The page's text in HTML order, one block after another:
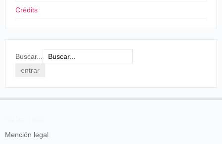
Crédits
Buscar...
Mención legal